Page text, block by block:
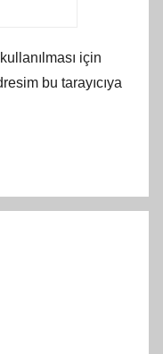
için
bu tarayıcıya